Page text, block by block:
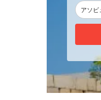
アソビ